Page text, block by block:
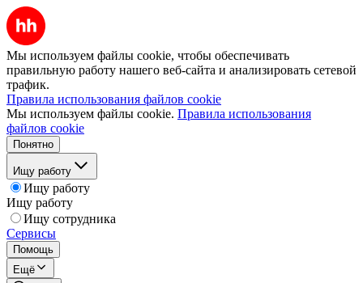
Мы используем файлы cookie, чтобы обеспечивать
правильную работу нашего веб-сайта и анализировать сетевой
трафик.
Правила использования файлов cookie
Мы используем файлы cookie. Правила использования
файлов cookie
Понятно
Ищу работу
Ищу работу
Ищу работу
Ищу сотрудника
Сервисы
Помощь
Ещё